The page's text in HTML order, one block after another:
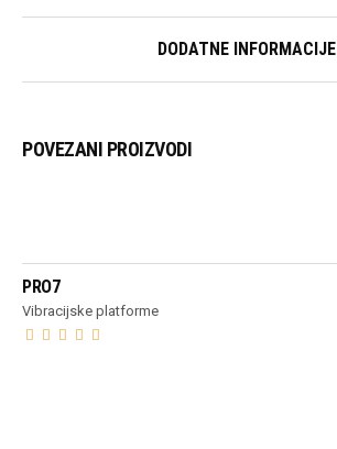
DODATNE INFORMACIJE
POVEZANI PROIZVODI
PRO7
Vibracijske platforme